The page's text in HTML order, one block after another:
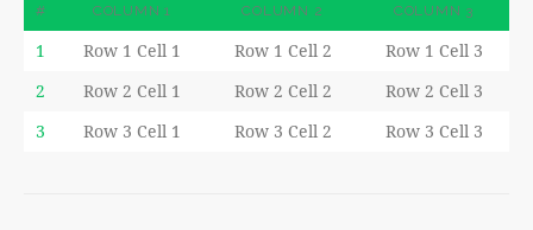
# COLUMN 1 COLUMN 2 COLUMN 3
1 Row 1 Cell 1 Row 1 Cell 2
Row 1 Cell 3
2
Row 2 Cell 1 Row 2 Cell 2
Row 2 Cell 3
3
Row 3 Cell 1 Row 3 Cell 2 Row 3 Cell 3